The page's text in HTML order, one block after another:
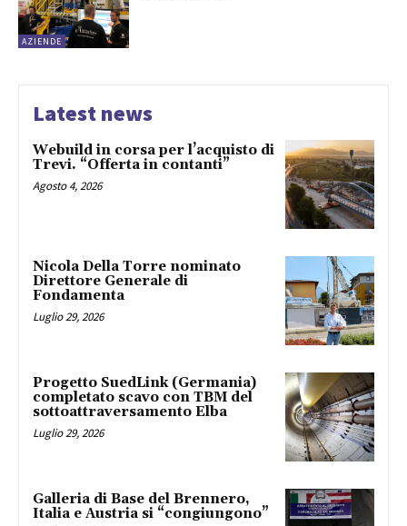
AZIENDE
Latest news
Webuild in corsa per l’acquisto di
Trevi. “Offerta in contanti”
Agosto 4, 2026
Nicola Della Torre nominato
Direttore Generale di
Fondamenta
Luglio 29, 2026
Progetto SuedLink (Germania)
completato scavo con TBM del
sottoattraversamento Elba
Luglio 29, 2026
Galleria di Base del Brennero,
Italia e Austria si “congiungono”